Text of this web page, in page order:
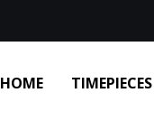
HOME TIMEPIECES